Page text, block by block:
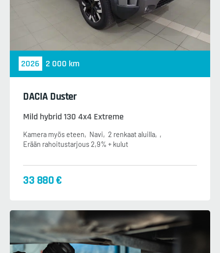
2026 2 000 km
DACIA Duster
Mild hybrid 130 4x4 Extreme
Kamera myös eteen Navi
2 renkaat aluilla
Erään rahoitustarjous 2,9% + kulut
33 880 €